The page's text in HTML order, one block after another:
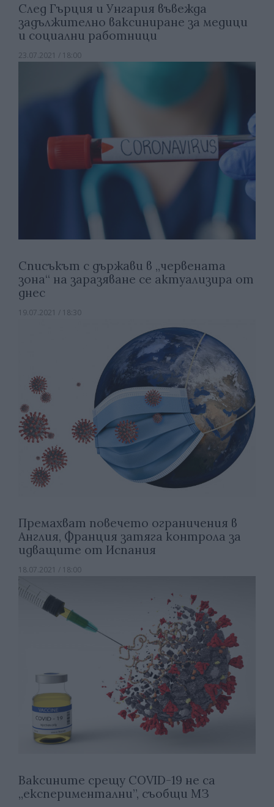
След Гърция и Унгария въвежда
задължително ваксиниране за медици
и социални работници
23.07.2021 / 18:00
Списъкът с държави в „червената
зона“ на заразяване се актуализира от
днес
19.07.2021 / 18:30
Премахват повечето ограничения в
Англия, Франция затяга контрола за
идващите от Испания
18.07.2021 / 18:00
Ваксините срещу COVID-19 не са
„експериментални”, съобщи МЗ